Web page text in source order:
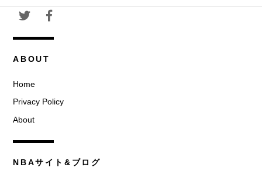
ABOUT
Home
Privacy Policy
About
NBAサイト&ブログ